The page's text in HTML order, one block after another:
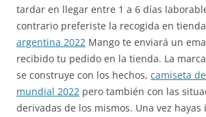
tardar en llegar entre 1 a 6 días
contrario preferiste la recogida en
argentina 2022 Mango te enviará un
recibido tu pedido en la tienda. La
se construye con los hechos, camiseta
mundial 2022 pero también con las
derivadas de los mismos. Una vez